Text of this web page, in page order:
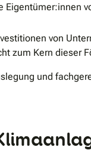
von
zum Kern dieser
und